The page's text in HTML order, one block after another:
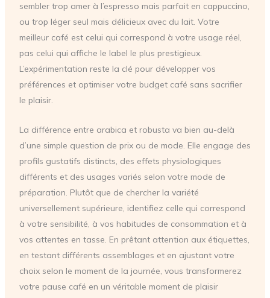
sembler trop amer à l’espresso mais parfait en cappuccino,
ou trop léger seul mais délicieux avec du lait. Votre
meilleur café est celui qui correspond à votre usage réel,
pas celui qui affiche le label le plus prestigieux.
L’expérimentation reste la clé pour développer vos
préférences et optimiser votre budget café sans sacrifier
le plaisir.
La différence entre arabica et robusta va bien au-delà
d’une simple question de prix ou de mode. Elle engage des
profils gustatifs distincts, des effets physiologiques
différents et des usages variés selon votre mode de
préparation. Plutôt que de chercher la variété
universellement supérieure, identifiez celle qui correspond
à votre sensibilité, à vos habitudes de consommation et à
vos attentes en tasse. En prêtant attention aux étiquettes,
en testant différents assemblages et en ajustant votre
choix selon le moment de la journée, vous transformerez
votre pause café en un véritable moment de plaisir